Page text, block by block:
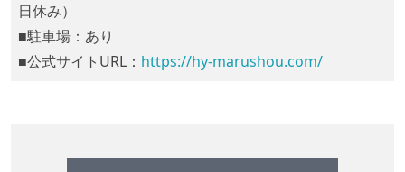
日休み）
■駐車場：あり
■公式サイトURL： https://hy-marushou.com/